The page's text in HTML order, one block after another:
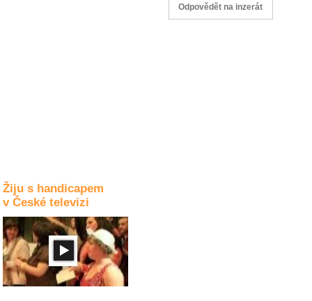
Žiju s handicapem
v České televizi